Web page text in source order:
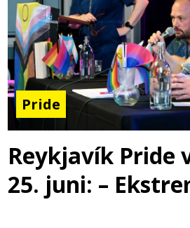
Pride
Reykjavík Pride
25. juni: –